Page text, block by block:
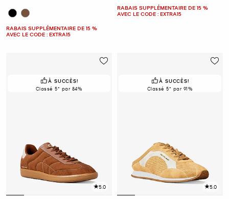
RABAIS SUPPLÉMENTAIRE DE 15 %
AVEC LE CODE : EXTRA15
RABAIS SUPPLÉMENTAIRE DE 15 %
AVEC LE CODE : EXTRA15
À SUCCÈS!
Classé 5* par 84%
5.0
À SUCCÈS!
Classé 5* par 91%
5.0